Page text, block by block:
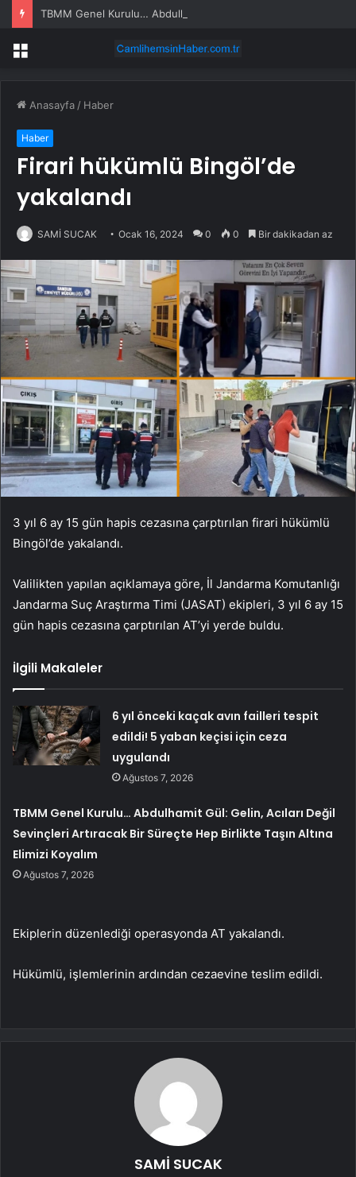
Menü
Anasayfa / Haber
Haber
Firari hükümlü Bingöl’de
yakalandı
SAMİ SUCAK Ocak 16, 2024 0 0 Bir dakikadan az
3 yıl 6 ay 15 gün hapis cezasına çarptırılan firari hükümlü
Bingöl’de yakalandı.
Valilikten yapılan açıklamaya göre, İl Jandarma Komutanlığı
Jandarma Suç Araştırma Timi (JASAT) ekipleri, 3 yıl 6 ay 15
gün hapis cezasına çarptırılan AT’yi yerde buldu.
İlgili Makaleler
6 yıl önceki kaçak avın failleri tespit
edildi! 5 yaban keçisi için ceza
uygulandı
Ağustos 7, 2026
TBMM Genel Kurulu… Abdulhamit Gül: Gelin, Acıları Değil
Sevinçleri Artıracak Bir Süreçte Hep Birlikte Taşın Altına
Elimizi Koyalım
Ağustos 7, 2026
Ekiplerin düzenlediği operasyonda AT yakalandı.
Hükümlü, işlemlerinin ardından cezaevine teslim edildi.
SAMİ SUCAK